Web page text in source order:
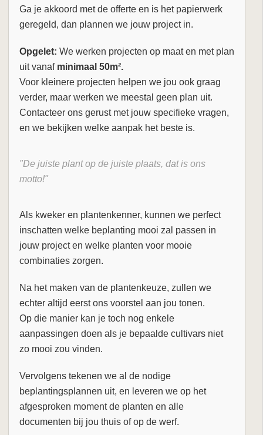
Ga je akkoord met de offerte en is het papierwerk
geregeld, dan plannen we jouw project in.
Opgelet: We werken projecten op maat en met plan
uit vanaf minimaal 50m².
Voor kleinere projecten helpen we jou ook graag
verder, maar werken we meestal geen plan uit.
Contacteer ons gerust met jouw specifieke vragen,
en we bekijken welke aanpak het beste is.
"De juiste plant op de juiste plaats, dat is ons
motto!"
Als kweker en plantenkenner, kunnen we perfect
inschatten welke beplanting mooi zal passen in
jouw project en welke planten voor mooie
combinaties zorgen.
Na het maken van de plantenkeuze, zullen we
echter altijd eerst ons voorstel aan jou tonen.
Op die manier kan je toch nog enkele
aanpassingen doen als je bepaalde cultivars niet
zo mooi zou vinden.
Vervolgens tekenen we al de nodige
beplantingsplannen uit, en leveren we op het
afgesproken moment de planten en alle
documenten bij jou thuis of op de werf.